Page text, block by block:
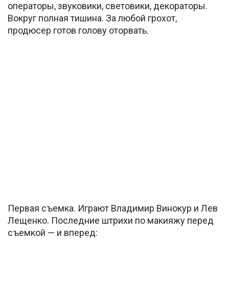
операторы, звуковики, световики, декораторы.
Вокруг полная тишина. За любой грохот,
продюсер готов голову оторвать.
Первая съемка. Играют Владимир Винокур и Лев
Лещенко. Последние штрихи по макияжу перед
съемкой — и вперед: